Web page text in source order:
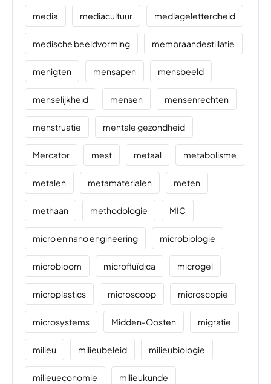
media mediacultuur mediageletterdheid
medische beeldvorming membraandestillatie
menigten mensapen mensbeeld
menselijkheid mensen mensenrechten
menstruatie mentale gezondheid
Mercator mest metaal metabolisme
metalen metamaterialen meten
methaan methodologie MIC
micro en nano engineering microbiologie
microbioom microfluïdica microgel
microplastics microscoop microscopie
microsystems Midden-Oosten migratie
milieu milieubeleid milieubiologie
milieueconomie milieukunde